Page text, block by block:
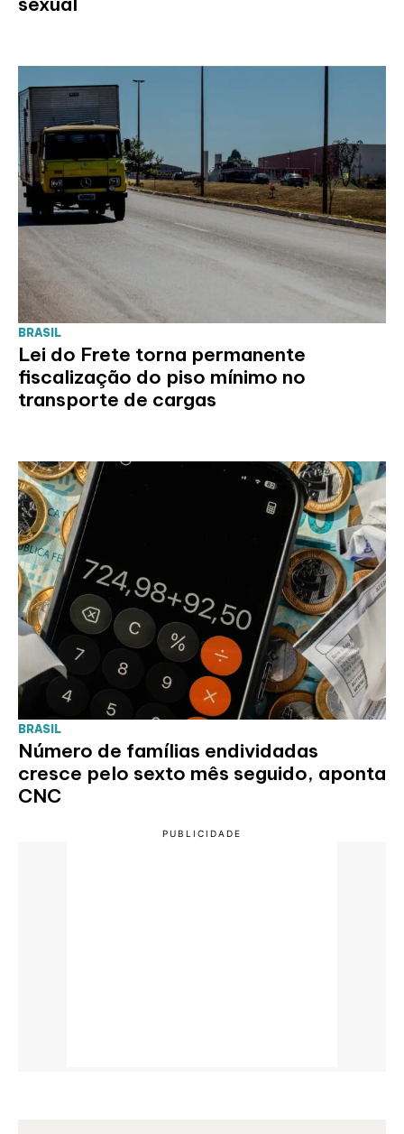
BRASIL
Lei do Frete torna permanente
fiscalização do piso mínimo no
transporte de cargas
BRASIL
Número de famílias endividadas
cresce pelo sexto mês seguido, aponta
CNC